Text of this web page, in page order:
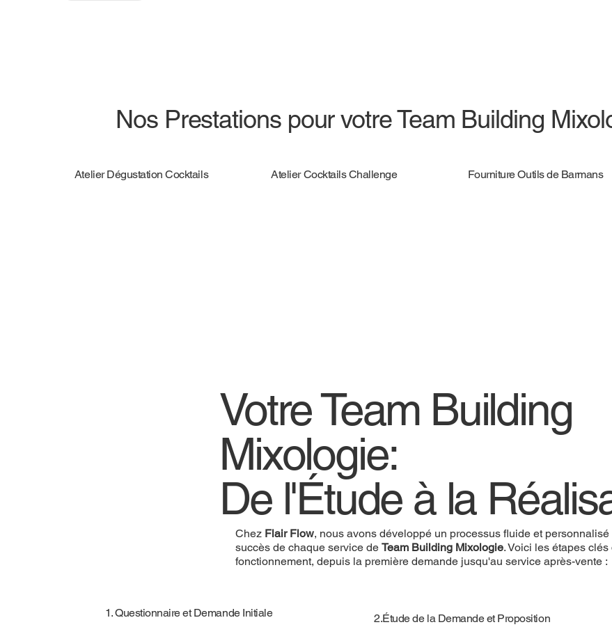
Nos Prestations pour votre Team Building
Atelier Dégustation Cocktails Atelier Cocktails Challenge Fourniture Outils de Barmans
Votre Team Building
Mixologie:
De l'Étude à la
Chez Flair Flow, nous avons développé un processus fluide et
succès de chaque service deTeam Building Mixologie. Voici les étapes clés
fonctionnement, depuis la première demande jusqu'au service après-vente :
1. Questionnaire et Demande Initiale
2.Étude de la Demande et Proposition